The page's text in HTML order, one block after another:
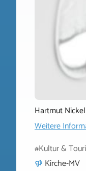
Hartmut Nickel
Weitere
#Kultur &
Kirche-MV